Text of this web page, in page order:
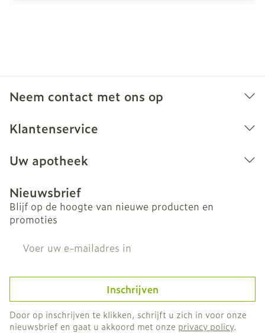
Neem contact met ons op
Klantenservice
Uw apotheek
Nieuwsbrief
Blijf op de hoogte van nieuwe producten en
promoties
Inschrijven
Door op inschrijven te klikken, schrijft u zich in voor onze
nieuwsbrief en gaat u akkoord met onze privacy policy.